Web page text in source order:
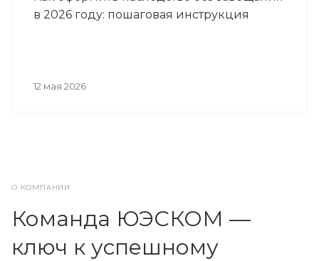
в 2026 году: пошаговая инструкция
12 мая 2026
О КОМПАНИИ
Команда ЮЭСКОМ —
ключ к успешному